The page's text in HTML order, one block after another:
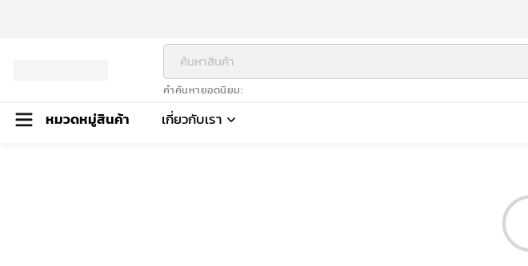
คำค้นหายอดนิยม
หมวดหมู่สินค้า เกี่ยวกับเรา